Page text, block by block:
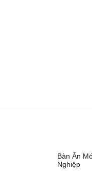
Bàn Ăn
Nghiệp